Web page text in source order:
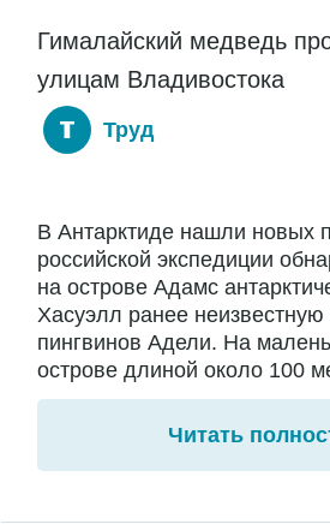
Гималайский медведь
улицам Владивостока
Труд
В Антарктиде нашли новых
российской экспедиции
на острове Адамс
Хасуэлл ранее
пингвинов Адели. На
острове длиной около 100
Читать